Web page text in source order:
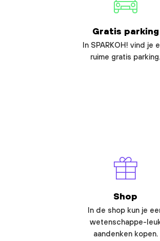
Gratis parking
In SPARKOH! vind je
ruime gratis parking.
Shop
In de shop kun je
wetenschappe-
aandenken kopen.